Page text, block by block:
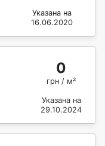
Указана на
16.06.2020
0
грн / м²
Указана на
29.10.2024